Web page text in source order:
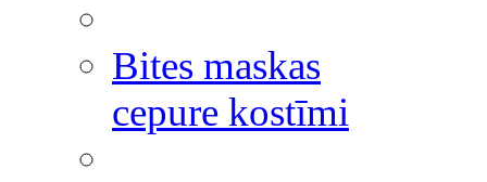
Bites maskas
cepure kostīmi